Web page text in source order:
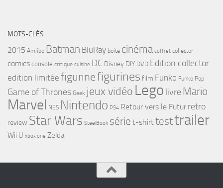
MOTS-CLÉS
2015 Amiibo Batman BluRay boite cinéma coffret collector
comics console critique cuisine DC Disney DIY DVD Edition collector
edition limitée figurinefigurines film Funko Funko Pop
Game of Thrones Geek jeux vidéo Lego livre Mario
Marvel NES Nintendo PS4 Retour vers le Futur retro
review Star Wars SteelBook série t-shirttesttrailer
Wii U xbox one Zelda